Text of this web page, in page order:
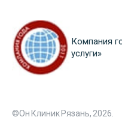
Компания
услуги»
©Он Клиник Рязань, 2026.